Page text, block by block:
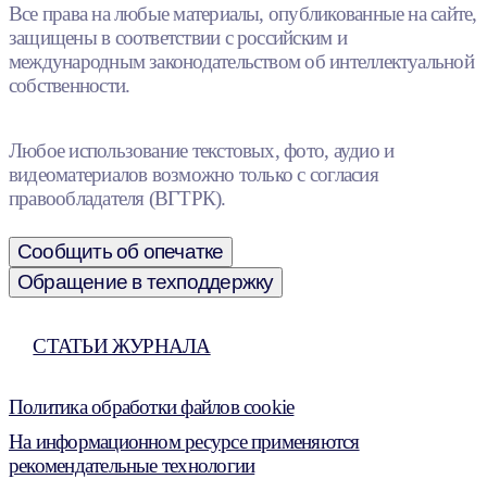
Все права на любые материалы, опубликованные на сайте,
защищены в соответствии с российским и
международным законодательством об интеллектуальной
собственности.
Любое использование текстовых, фото, аудио и
видеоматериалов возможно только с согласия
правообладателя (ВГТРК).
Сообщить об опечатке
Обращение в техподдержку
СТАТЬИ ЖУРНАЛА
Политика обработки файлов cookie
На информационном ресурсе применяются
рекомендательные технологии